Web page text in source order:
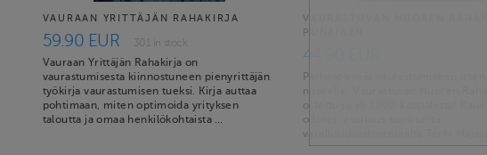
VAURAAN YRITTÄJÄN RAHAKIRJA
59.90 EUR 301 in stock
Vauraan Yrittäjän Rahakirja on
vaurastumisesta kiinnostuneen pienyrittäjän
työkirja vaurastumisen tueksi. Kirja auttaa
pohtimaan, miten optimoida yrityksen
taloutta ja omaa henkilökohtaista …
VAURASTUVAN NUOREN
PUNAINEN
44.90 EUR
Parhaat eväät vaurastumiseen
nuorelle. Vaurastuvan Nuoren
ostettu jo yli 1900 kappaletta! Kauan
odotettu uutuus suosituilta
varallisuusvalmentajilta Terhi